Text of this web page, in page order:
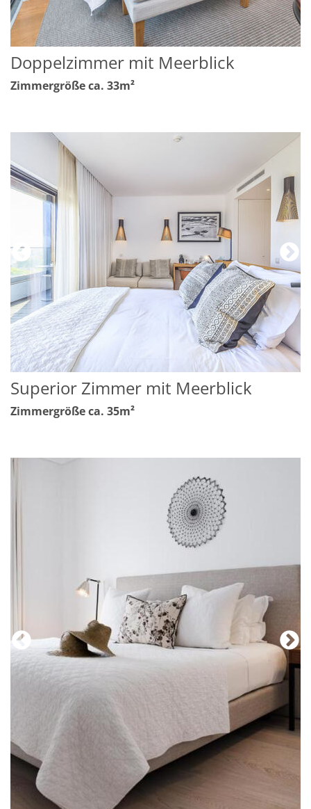
Doppelzimmer mit Meerblick
Zimmergröße ca. 33m²
Superior Zimmer mit Meerblick
Zimmergröße ca. 35m²